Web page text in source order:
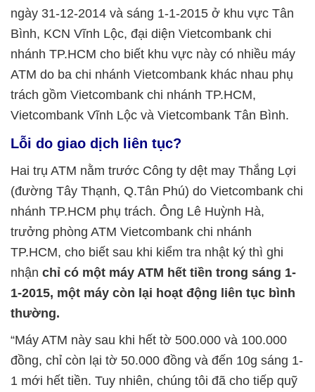
ngày 31-12-2014 và sáng 1-1-2015 ở khu vực Tân
Bình, KCN Vĩnh Lộc, đại diện Vietcombank chi
nhánh TP.HCM cho biết khu vực này có nhiều máy
ATM do ba chi nhánh Vietcombank khác nhau phụ
trách gồm Vietcombank chi nhánh TP.HCM,
Vietcombank Vĩnh Lộc và Vietcombank Tân Bình.
Lỗi do giao dịch liên tục?
Hai trụ ATM nằm trước Công ty dệt may Thắng Lợi
(đường Tây Thạnh, Q.Tân Phú) do Vietcombank chi
nhánh TP.HCM phụ trách. Ông Lê Huỳnh Hà,
trưởng phòng ATM Vietcombank chi nhánh
TP.HCM, cho biết sau khi kiểm tra nhật ký thì ghi
nhận chỉ có một máy ATM hết tiền trong sáng 1-
1-2015, một máy còn lại hoạt động liên tục bình
thường.
“Máy ATM này sau khi hết tờ 500.000 và 100.000
đồng, chỉ còn lại tờ 50.000 đồng và đến 10g sáng 1-
1 mới hết tiền. Tuy nhiên, chúng tôi đã cho tiếp quỹ